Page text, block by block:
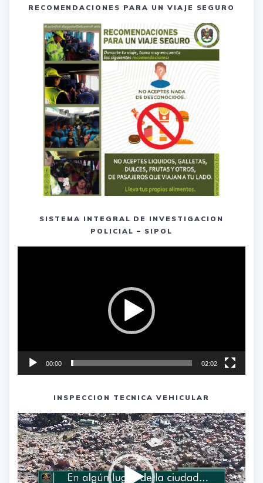
RECOMENDACIONES PARA UN VIAJE SEGURO
SISTEMA INTEGRAL DE INVESTIGACION
POLICIAL – SIPOL
00:00 02:02
INSPECCION TECNICA VEHICULAR
Reproductor
de
vídeo